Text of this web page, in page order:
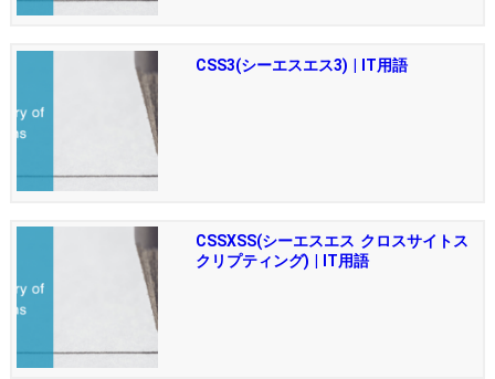
CSS3(シーエスエス3) | IT用語
CSSXSS(シーエスエス クロスサイトス
クリプティング) | IT用語